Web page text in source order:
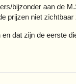
bijzonder aan de
prijzen niet
dat zijn de eerste